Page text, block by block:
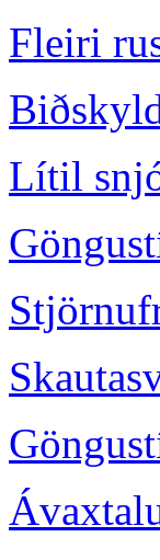
Fleiri
Lítil